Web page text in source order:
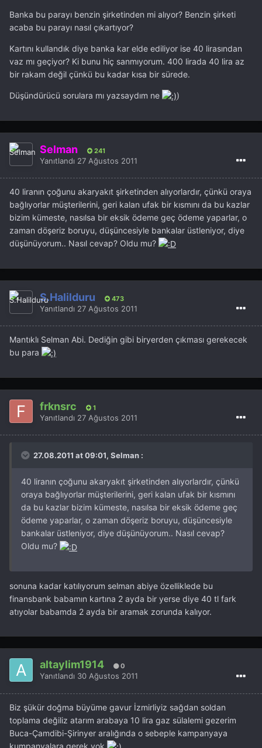
Banka bu parayı benzin şirketinden mi alıyor? Benzin şirketi
acaba bu parayı nasıl çıkartıyor?
Kartını kullandık diye banka kar elde ediliyor ise 40 lirasından
vaz mı geçiyor? Ki bunu hiç sanmıyorum. 400 lirada 40 lira az
bir rakam değil çünkü bu kadar kısa bir sürede.
Düşündürücü sorulara mı yazsaydım ne )
Selman 241
Yanıtlandı 27 Ağustos 2011
40 liranın çoğunu akaryakıt şirketinden alıyorlardır, çünkü oraya
bağlıyorlar müşterilerini, geri kalan ufak bir kısmını da bu kazlar
bizim kümeste, nasılsa bir eksik ödeme geç ödeme yaparlar, o
zaman döşeriz boruyu, düşüncesiyle bankalar üstleniyor, diye
düşünüyorum.. Nasıl cevap? Oldu mu?
S.Halilduru 473
Yanıtlandı 27 Ağustos 2011
Mantıklı Selman Abi. Dediğin gibi biryerden çıkması gerekecek
bu para
frknsrc 1
Yanıtlandı 27 Ağustos 2011
27.08.2011 at 09:01, Selman :
40 liranın çoğunu akaryakıt şirketinden alıyorlardır, çünkü
oraya bağlıyorlar müşterilerini, geri kalan ufak bir kısmını
da bu kazlar bizim kümeste, nasılsa bir eksik ödeme geç
ödeme yaparlar, o zaman döşeriz boruyu, düşüncesiyle
bankalar üstleniyor, diye düşünüyorum.. Nasıl cevap?
Oldu mu?
sonuna kadar katılıyorum selman abiye özelliklede bu
finansbank babamın kartına 2 ayda bir yerse diye 40 tl fark
atıyolar babamda 2 ayda bir aramak zorunda kalıyor.
altaylim1914 0
Yanıtlandı 30 Ağustos 2011
Biz şükür doğma büyüme gavur İzmirliyiz sağdan soldan
toplama değiliz atarım arabaya 10 lira gaz sülalemi gezerim
Buca-Çamdibi-Şirinyer aralığında o sebeple kampanyaya
kumpanyalara gerek yok